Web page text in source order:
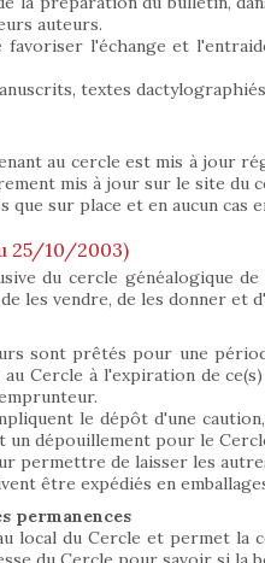
auteurs.
l'échange et
textes
au cercle est mis à jour
mis à jour sur le site du
sur place et en aucun cas
25/10/2003)
du cercle généalogique
les vendre, de les donner et
sont prêtés pour une
Cercle à l'expiration de
le dépôt d'une
un dépouillement pour le
permettre de laisser les
être expédiés en
permanences
local du Cercle et permet la